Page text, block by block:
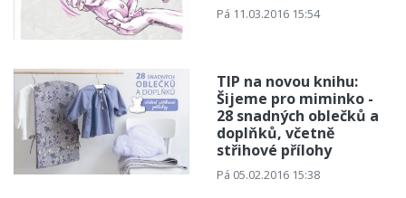
Pá 11.03.2016 15:54
TIP na novou knihu:
Šijeme pro miminko -
28 snadných oblečků a
doplňků, včetně
střihové přílohy
Pá 05.02.2016 15:38